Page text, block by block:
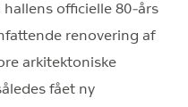
officielle 80-års
renovering af
arkitektoniske
fået ny